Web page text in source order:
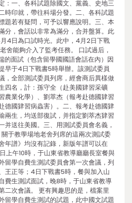
：一、各科試題除國文、黨義、史地三
時印就，帶往科場分發。二、各科試題
題若有疑問，可予以響應說明。三、本
分，會話以非常為滿分，合并盤算。此
4日為口試時光。此中，4月2日下戰
舍能夠介入了監考任務。 口試過后，
的面試（包含留學國國語會話在內）因
早于4日下戰書5時舉辦。該測試委員
，全部測試委員列席，經會商后異樣做
四名，計：孫守全（赴美國肄習采礦
農業化學）、劉萃杰（報考赴德國肄習
德國肄習病蟲害）。二、報考赴德國肄
兩生，均送部復試，并指定劉萃杰肄習
并送往美國。三、用測試委員會名義，
于教學場地老舍列席的這兩次測試委
年譜》均沒有記錄，新版年譜可以在
上午10時，于山東省教導廳廳長室餐與
留學自費生測試委員會第一次會議，列
王正等；4日下戰書5時，餐與加入山
費生測試面試，晚8時，于山東省教導
二次會議。 更有興趣思的是，檔案里
留學自費生測試的試題，此中國文試題